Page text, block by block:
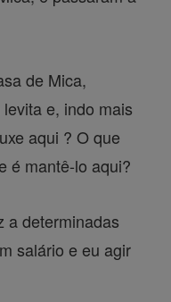
de Mica,
e, indo mais
aqui ? O que
é mantê-lo aqui?
a determinadas
salário e eu agir